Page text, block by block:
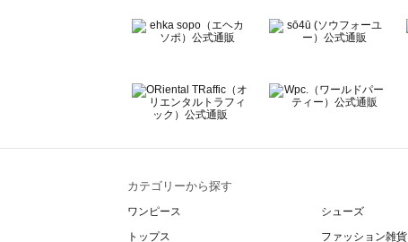
カテゴリーから探す
ワンピース
トップス
シューズ
ファッション雑貨